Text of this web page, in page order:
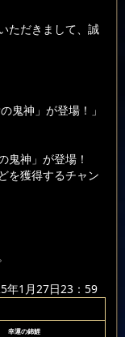
ただきまして、誠
鬼神」が登場！」
鬼神」が登場！
を獲得するチャン
年1月27日23：59
幸運の錦鯉